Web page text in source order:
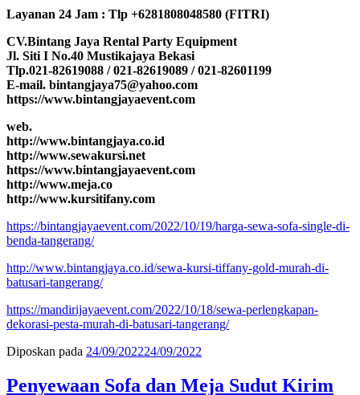
Layanan 24 Jam : Tlp +6281808048580 (FITRI)
CV.Bintang Jaya Rental Party Equipment
Jl. Siti I No.40 Mustikajaya Bekasi
Tlp.021-82619088 / 021-82619089 / 021-82601199
E-mail. bintangjaya75@yahoo.com
https://www.bintangjayaevent.com
web.
http://www.bintangjaya.co.id
http://www.sewakursi.net
https://www.bintangjayaevent.com
http://www.meja.co
http://www.kursitifany.com
https://bintangjayaevent.com/2022/10/19/harga-sewa-sofa-single-di-
benda-tangerang/
http://www.bintangjaya.co.id/sewa-kursi-tiffany-gold-murah-di-
batusari-tangerang/
https://mandirijayaevent.com/2022/10/18/sewa-perlengkapan-
dekorasi-pesta-murah-di-batusari-tangerang/
Diposkan pada 24/09/202224/09/2022
Penyewaan Sofa dan Meja Sudut Kirim